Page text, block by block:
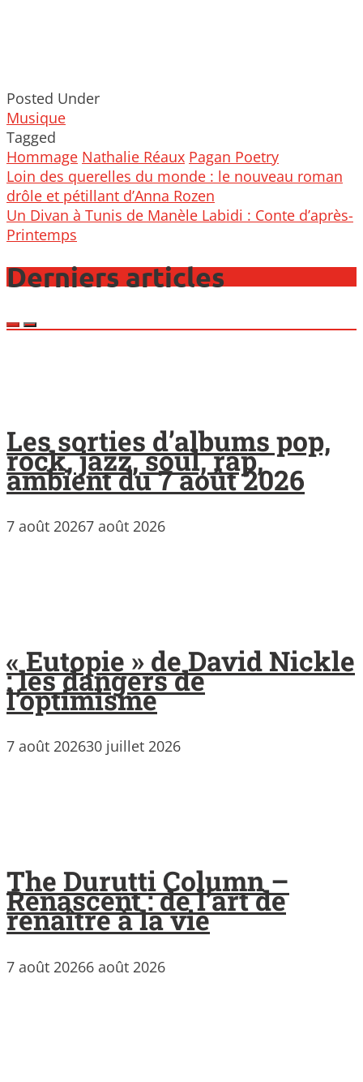
Posted Under
Musique
Tagged
Hommage Nathalie Réaux Pagan Poetry
Post
navigation
Loin des querelles du monde : le nouveau roman
drôle et pétillant d’Anna Rozen
Un Divan à Tunis de Manèle Labidi : Conte d’après-
Printemps
Derniers articles
Les sorties d’albums pop,
rock, jazz, soul, rap,
ambient du 7 août 2026
7 août 20267 août 2026
« Eutopie » de David Nickle
: les dangers de
l’optimisme
7 août 202630 juillet 2026
The Durutti Column –
Renascent : de l’art de
renaître à la vie
7 août 20266 août 2026